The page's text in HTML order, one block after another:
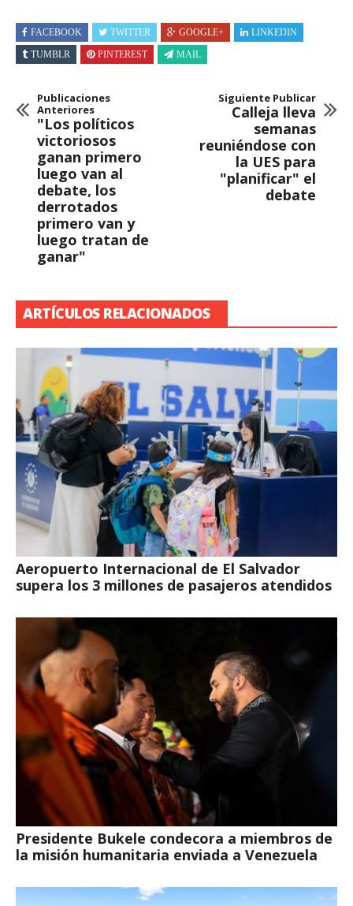
FACEBOOK TWITTER GOOGLE+
LINKEDIN
TUMBLR
PINTEREST MAIL
Publicaciones
Anteriores
"Los políticos
victoriosos
ganan primero
luego van al
debate, los
derrotados
primero van y
luego tratan de
ganar"
Siguiente Publicar
Calleja lleva
semanas
reuniéndose con
la UES para
"planificar" el
debate
ARTÍCULOS RELACIONADOS
Aeropuerto Internacional de El Salvador
supera los 3 millones de pasajeros atendidos
Presidente Bukele condecora a miembros de
la misión humanitaria enviada a Venezuela